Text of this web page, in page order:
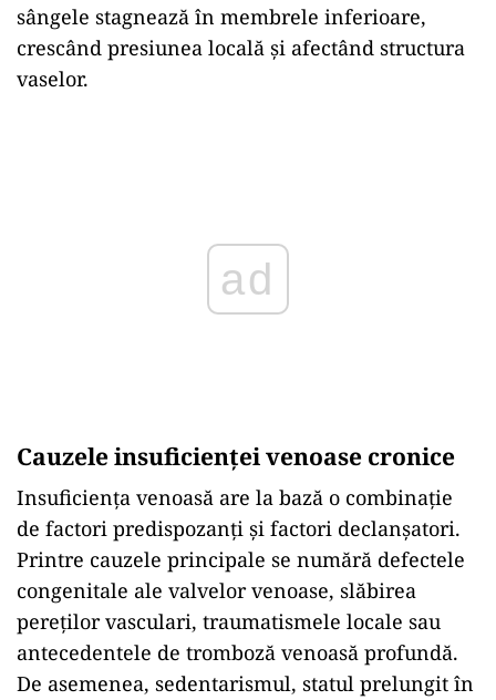
sângele stagnează în membrele inferioare,
crescând presiunea locală și afectând structura
vaselor.
Cauzele insuficienței venoase cronice
Insuficiența venoasă are la bază o combinație
de factori predispozanți și factori declanșatori.
Printre cauzele principale se numără defectele
congenitale ale valvelor venoase, slăbirea
pereților vasculari, traumatismele locale sau
antecedentele de tromboză venoasă profundă.
De asemenea, sedentarismul, statul prelungit în